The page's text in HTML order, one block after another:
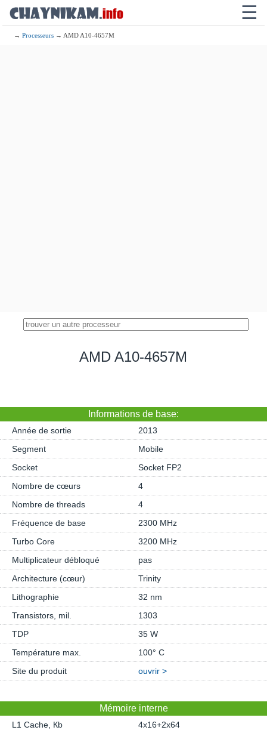
☰
→Processeurs → AMD A10-4657M
AMD A10-4657M
Informations de base:
Année de sortie
2013
Segment
Mobile
Socket
Socket FP2
Nombre de cœurs
4
Nombre de threads
4
Fréquence de base
2300 MHz
Turbo Core
3200 MHz
Multiplicateur débloqué
pas
Architecture (cœur)
Trinity
Lithographie
32 nm
Transistors, mil.
1303
TDP
35 W
Température max.
100° C
Site du produit
ouvrir >
Mémoire interne
L1 Cache, Кb
4x16+2x64